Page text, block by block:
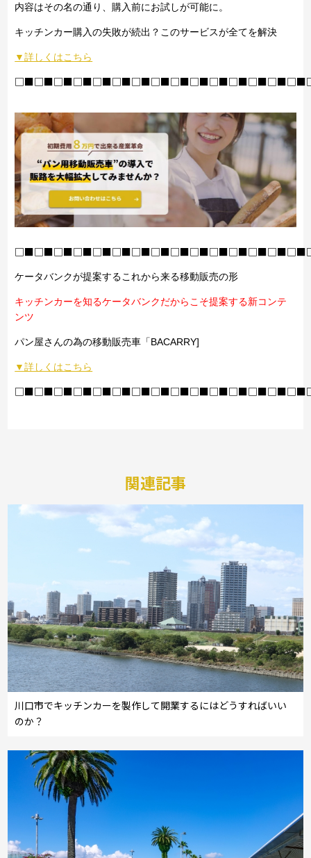
内容はその名の通り、購入前にお試しが可能に。
キッチンカー購入の失敗が続出？このサービスが全てを解決
▼詳しくはこちら
ケータバンクが提案するこれから来る移動販売の形
キッチンカーを知るケータバンクだからこそ提案する新コンテ
ンツ
パン屋さんの為の移動販売車「BACARRY]
▼詳しくはこちら
関連記事
川口市でキッチンカーを製作して開業するにはどうすればいい
のか？